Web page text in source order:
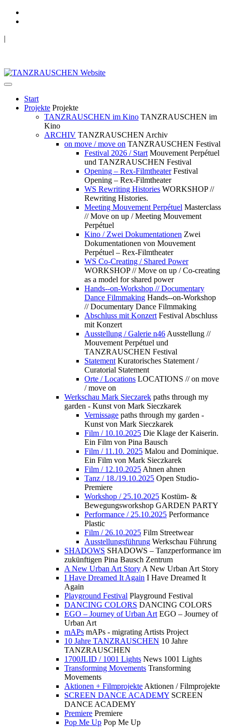
|
Start
Projekte Projekte
TANZRAUSCHEN im Kino TANZRAUSCHEN im
Kino
ARCHIV TANZRAUSCHEN Archiv
on move / move on TANZRAUSCHEN Festival
Festival 2026 / Start Mouvement Perpétuel
und TANZRAUSCHEN Festival
Opening – Rex-Filmtheater Festival
Opening – Rex-Filmtheater
WS Rewriting Histories WORKSHOP //
Rewriting Histories.
Meeting Mouvement Perpétuel Masterclass
// Move on up / Meeting Mouvement
Perpétuel
Kino / Zwei Dokumentationen Zwei
Dokumentationen von Mouvement
Perpétuel – Rex-Filmtheater
WS Co-Creating / Shared Power
WORKSHOP // Move on up / Co-creating
as a model for shared power
Hands--on-Workshop // Documentary
Dance Filmmaking Hands--on-Workshop
// Documentary Dance Filmmaking
Abschluss mit Konzert Festival Abschluss
mit Konzert
Ausstellung / Galerie n46 Ausstellung //
Mouvement Perpétuel und
TANZRAUSCHEN Festival
Statement Kuratorisches Statement /
Curatorial Statement
Orte / Locations LOCATIONS // on move
/ move on
Werkschau Mark Sieczarek paths through my
garden - Kunst von Mark Sieczkarek
Vernissage paths through my garden -
Kunst von Mark Sieczkarek
Film / 10.10.2025 Die Klage der Kaiserin.
Ein Film von Pina Bausch
Film / 11.10. 2025 Malou and Dominique.
Ein Film von Mark Sieczkarek
Film / 12.10.2025 Ahnen ahnen
Tanz / 18./19.10.2025 Open Studio-
Premiere
Workshop / 25.10.2025 Kostüm- &
Bewegungsworkshop GARDEN PARTY
Performance / 25.10.2025 Performance
Plastic
Film / 26.10.2025 Film Streetwear
Ausstellungsführung Werkschau Führung
SHADOWS SHADOWS – Tanzperformance im
zukünftigen Pina Bausch Zentrum
A New Urban Art Story A New Urban Art Story
I Have Dreamed It Again I Have Dreamed It
Again
Playground Festival Playground Festival
DANCING COLORS DANCING COLORS
EGO – Journey of Urban Art EGO – Journey of
Urban Art
mAPs mAPs - migrating Artists Project
10 Jahre TANZRAUSCHEN 10 Jahre
TANZRAUSCHEN
1700JLID / 1001 Lights News 1001 Lights
Transforming Movements Transforming
Movements
Aktionen + Filmprojekte Aktionen / Filmprojekte
SCREEN DANCE ACADEMY SCREEN
DANCE ACADEMY
Premiere Premiere
Pop Me Up Pop Me Up